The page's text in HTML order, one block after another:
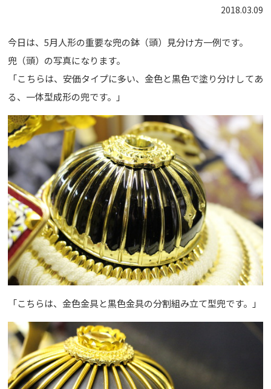
2018.03.09
今日は、5月人形の重要な兜の鉢（頭）見分け方一例です。
兜（頭）の写真になります。
「こちらは、安価タイプに多い、金色と黒色で塗り分けしてあ
る、一体型成形の兜です。」
「こちらは、金色金具と黒色金具の分割組み立て型兜です。」